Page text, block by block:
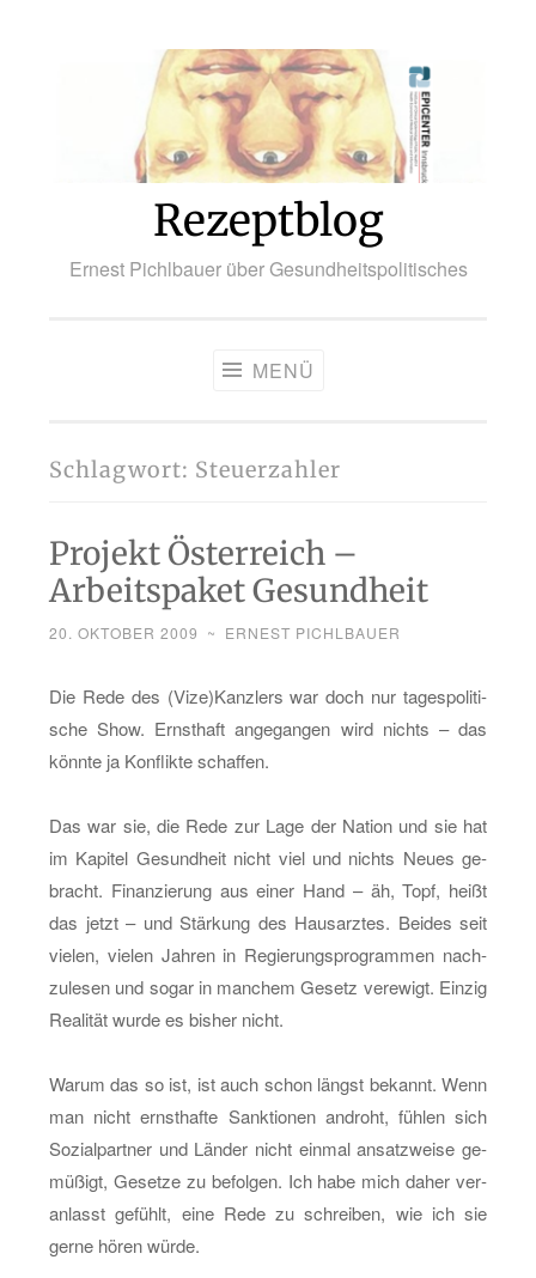
Rezeptblog
Ernest Pichlbauer über Gesundheitspolitisches
MENÜ
Schlagwort: Steuerzahler
Projekt Österreich –
Arbeitspaket Gesundheit
20. OKTOBER 2009 ~ ERNEST PICHLBAUER
Die Rede des (Vize)Kanz­lers war doch nur ta­ges­po­li­ti­
sche Show. Ernst­haft an­ge­gan­gen wird nichts – das
könn­te ja Kon­flik­te schaf­fen.
Das war sie, die Rede zur Lage der Na­ti­on und sie hat
im Ka­pi­tel Ge­sund­heit nicht viel und nichts Neues ge­
bracht. Fi­nan­zie­rung aus einer Hand – äh, Topf, heißt
das jetzt – und Stär­kung des Haus­arz­tes. Bei­des seit
vie­len, vie­len Jah­ren in Re­gie­rungs­pro­gram­men nach­
zu­le­sen und sogar in man­chem Ge­setz ver­ewigt. Ein­zig
Rea­li­tät wurde es bis­her nicht.
Warum das so ist, ist auch schon längst be­kannt. Wenn
man nicht ernst­haf­te Sank­tio­nen an­droht, füh­len sich
So­zi­al­part­ner und Län­der nicht ein­mal an­satz­wei­se ge­
mü­ßigt, Ge­set­ze zu be­fol­gen. Ich habe mich daher ver­
an­lasst ge­fühlt, eine Rede zu schrei­ben, wie ich sie
gerne hören würde.